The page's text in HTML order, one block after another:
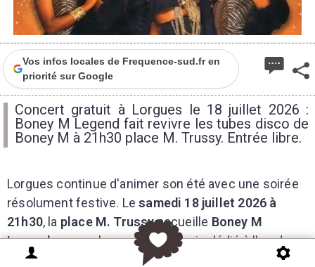
Vos infos locales de Frequence-sud.fr en
priorité sur Google
Concert gratuit à Lorgues le 18 juillet 2026 :
Boney M Legend fait revivre les tubes disco de
Boney M à 21h30 place M. Trussy. Entrée libre.
Lorgues continue d'animer son été avec une soirée
résolument festive. Lesamedi 18 juillet 2026 à
21h30, la place M. Trussyaccueille Boney M
Legend, groupe hommage français dédié à l'un des
monuments de la musique disco, pour un concert